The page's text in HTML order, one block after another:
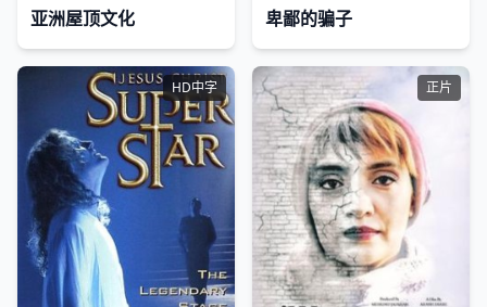
亚洲屋顶文化 卑鄙的骗子
HD中字 正片